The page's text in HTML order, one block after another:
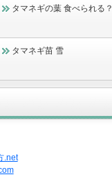
タマネギの葉 食べられる？
タマネギ苗 雪
.net